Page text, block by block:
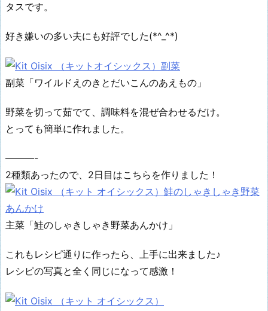
タスです。
好き嫌いの多い夫にも好評でした(*^_^*)
副菜「ワイルドえのきとだいこんのあえもの」
野菜を切って茹でて、調味料を混ぜ合わせるだけ。
とっても簡単に作れました。
———-
2種類あったので、2日目はこちらを作りました！
主菜「鮭のしゃきしゃき野菜あんかけ」
これもレシピ通りに作ったら、上手に出来ました♪
レシピの写真と全く同じになって感激！